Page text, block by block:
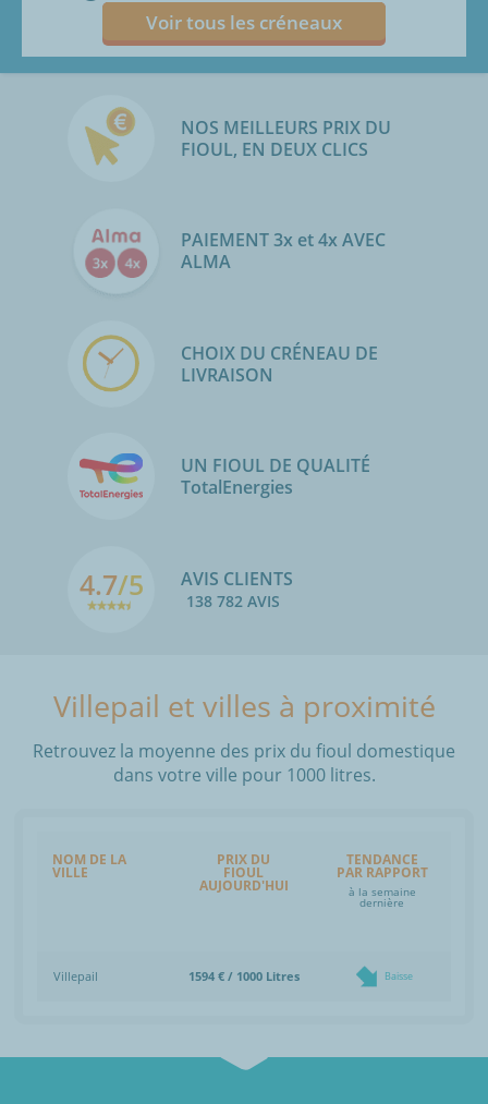
Voir tous les créneaux
NOS MEILLEURS PRIX DU
FIOUL, EN DEUX CLICS
PAIEMENT 3x et 4x AVEC
ALMA
CHOIX DU CRÉNEAU DE
LIVRAISON
UN FIOUL DE QUALITÉ
TotalEnergies
4.7/5 AVIS CLIENTS
138 782 AVIS
Villepail et villes à proximité
Retrouvez la moyenne des prix du fioul domestique
dans votre ville pour 1000 litres.
NOM DE LA
VILLE
PRIX DU
FIOUL
AUJOURD'HUI
TENDANCE
PAR RAPPORT
à la semaine
dernière
Villepail 1594 € / 1000 Litres Baisse